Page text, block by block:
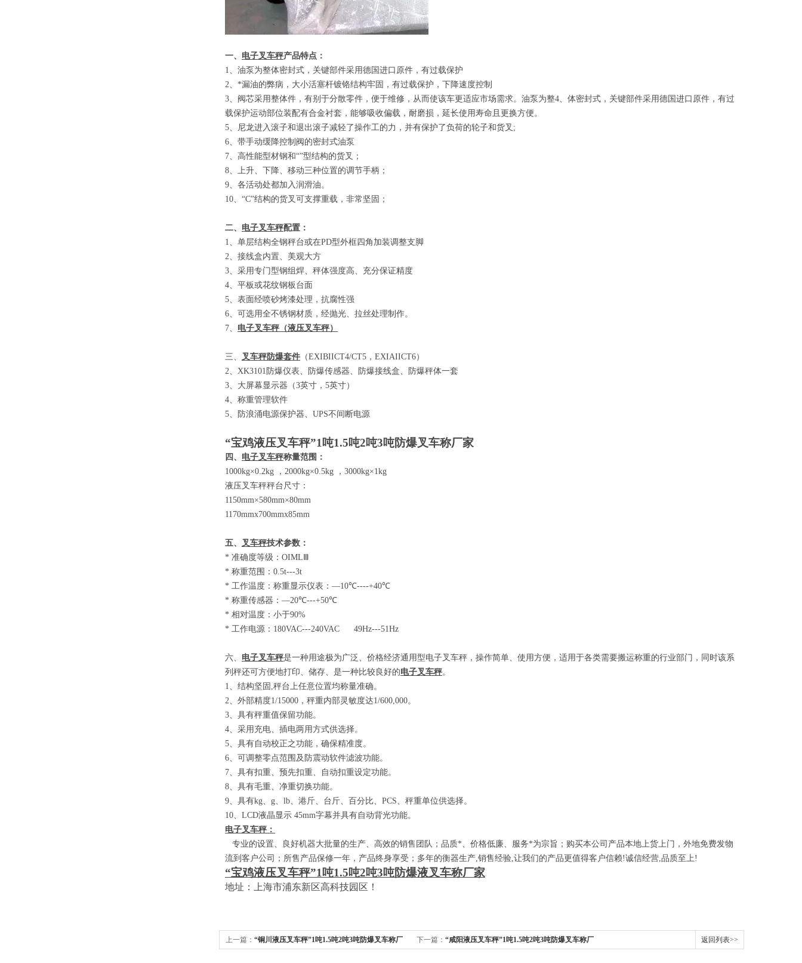
一、 电子叉车秤产品特点 ：
1、 油泵为整体密封式，关键部件采用德国进口原件，有过载保护
2、 *漏油的弊病，大小活塞杆镀铬结构牢固，有过载保护，下降速度控制
3、 阀芯采用整体件，有别于分散零件，便于维修，从而使该车更适应市场需求。油泵为整4、 体密封式，关键部件采用德国进口原件，有过
载保护运动部位装配有合金衬套，能够吸收偏载，耐磨损，延长使用寿命且更换方便。
5、 尼龙进入滚子和退出滚子减轻了操作工的力，并有保护了负荷的轮子和货叉 ;
6、 带手动缓降控制阀的密封式油泵
7、 高性能型材钢和“”型结构的货叉；
8、 上升、下降、移动三种位置的调节手柄；
9、 各活动处都加入润滑油。
10、 “C”结构的货叉可支撑重载，非常坚固；
二、 电子叉车秤配置：
1、单层结构全钢秤台或在PD型外框四角加装调整支脚
2、接线盒内置、美观大方
3、采用专门型钢组焊、秤体强度高、充分保证精度
4、平板或花纹钢板台面
5、表面经喷砂烤漆处理，抗腐性强
6、可选用全不锈钢材质，经抛光、拉丝处理制作。
7、 电子叉车秤 （液压叉车秤）
三、 叉车秤防爆套件 （EXIBIICT4/CT5 ， EXIAIICT6）
2、 XK3101 防爆仪表、防爆传感器、防爆接线盒、防爆秤体一套
3、大屏幕显示器 （3英寸， 5英寸）
4、称重管理软件
5、防浪涌电源保护器、 UPS不间断电源
“宝鸡液压叉车秤”1 吨1.5吨2吨3吨防爆叉车称厂家
四、 电子叉车秤称量范围：
1000kg×0.2kg
， 2000kg×0.5kg ， 3000kg×1kg
液压叉车秤秤台尺寸：
1150mm×580mm×80mm
1170mmx700mmx85mm
五、 叉车秤技术参数 ：
* 准确度等级： OIMLⅢ
* 称重范围： 0.5t---3t
* 工作温度：称重显示仪表： —10℃----+40℃
* 称重传感器： —20℃---+50℃
* 相对温度：小于90%
* 工作电源： 180VAC---240VAC 49Hz---51Hz
六、 电子叉车秤是一种用途极为广泛、价格经济通用型电子叉车秤，操作简单、使用方便，适用于各类需要搬运称重的行业部门，同时该系
列秤还可方便地打印、储存、是一种比较良好的电子叉车秤。
1、结构坚固 ,秤台上任意位置均称量准确。
2、外部精度1/15000 ，秤重内部灵敏度达1/600,000。
3、具有秤重值保留功能。
4、采用充电、插电两用方式供选择。
5、具有自动校正之功能，确保精准度。
6、可调整零点范围及防震动软件滤波功能。
7、具有扣重、预先扣重、自动扣重设定功能。
8、具有毛重、净重切换功能。
9、具有kg、 g、 lb、港斤、台斤、百分比、 PCS、秤重单位供选择。
10、 LCD液晶显示 45mm字幕并具有自动背光功能。
电子叉车秤：
专业的设置、良好机器大批量的生产、高效的销售团队；品质*、价格低廉、服务*为宗旨；购买本公司产品本地上货上门，外地免费发物
流到客户公司；所售产品保修一年，产品终身享受；多年的衡器生产,销售经验,让我们的产品更值得客户信赖!诚信经营,品质至上!
“宝鸡液压叉车秤”1 吨1.5吨2吨3吨防爆液叉车称厂家
地址：上海市浦东新区高科技园区！
上一篇： “铜川液压叉车秤”1吨1.5吨2吨3吨防爆叉车称厂 下一篇： “咸阳液压叉车秤”1吨1.5吨2吨3吨防爆叉车称厂 返回列表>>